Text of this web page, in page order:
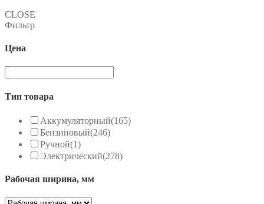
CLOSE
Фильтр
Цена
Тип товара
Аккумуляторный(165)
Бензиновый(246)
Ручной(1)
Электрический(278)
Рабочая ширина, мм